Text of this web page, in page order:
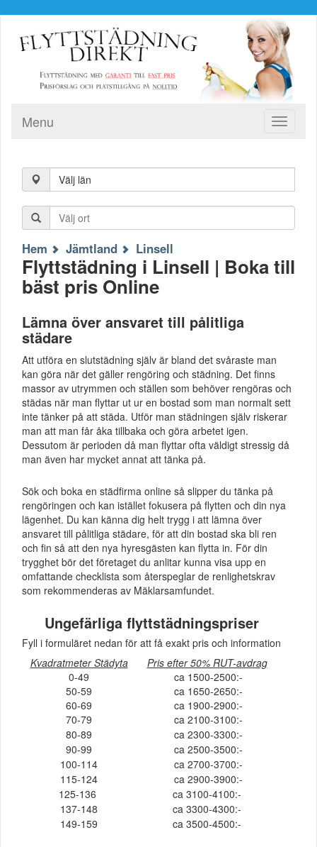
Toggle
Menu
Välj län
Hem Jämtland Linsell
Flyttstädning i Linsell | Boka till
bäst pris Online
Lämna över ansvaret till pålitliga
städare
Att utföra en slutstädning själv är bland det svåraste man
kan göra när det gäller rengöring och städning. Det finns
massor av utrymmen och ställen som behöver rengöras och
städas när man flyttar ut ur en bostad som man normalt sett
inte tänker på att städa. Utför man städningen själv riskerar
man att man får åka tillbaka och göra arbetet igen.
Dessutom är perioden då man flyttar ofta väldigt stressig då
man även har mycket annat att tänka på.
Sök och boka en städfirma online så slipper du tänka på
rengöringen och kan istället fokusera på flytten och din nya
lägenhet. Du kan känna dig helt trygg i att lämna över
ansvaret till pålitliga städare, för att din bostad ska bli ren
och fin så att den nya hyresgästen kan flytta in. För din
trygghet bör det företaget du anlitar kunna visa upp en
omfattande checklista som återspeglar de renlighetskrav
som rekommenderas av Mäklarsamfundet.
Ungefärliga flyttstädningspriser
Fyll i formuläret nedan för att få exakt pris och information
Kvadratmeter Städyta
Pris efter 50% RUT-avdrag
0-49
ca 1500-2500:-
50-59
ca 1650-2650:-
60-69
ca 1900-2900:-
70-79
ca 2100-3100:-
80-89
ca 2300-3300:-
90-99
ca 2500-3500:-
100-114
ca 2700-3700:-
115-124
ca 2900-3900:-
125-136
ca 3100-4100:-
137-148
ca 3300-4300:-
149-159
ca 3500-4500:-